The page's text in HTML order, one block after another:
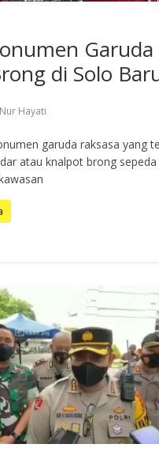
Garuda
di Solo
Nur Hayati
garuda raksasa yang
atau knalpot brong